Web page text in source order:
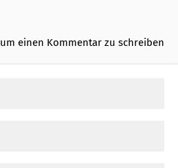
um einen Kommentar zu schreiben